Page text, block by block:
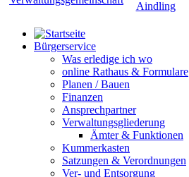
Bürgerservice
Was erledige ich wo
online Rathaus & Formulare
Planen / Bauen
Finanzen
Ansprechpartner
Verwaltungsgliederung
Ämter & Funktionen
Kummerkasten
Satzungen & Verordnungen
Ver- und Entsorgung